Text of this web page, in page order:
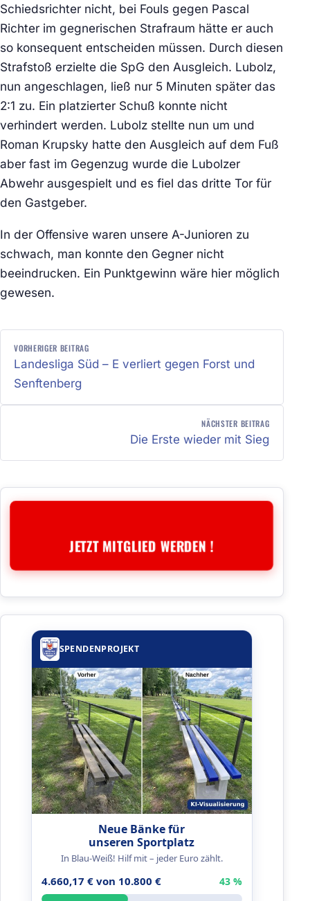
Schiedsrichter nicht, bei Fouls gegen Pascal
Richter im gegnerischen Strafraum hätte er auch
so konsequent entscheiden müssen. Durch diesen
Strafstoß erzielte die SpG den Ausgleich. Lubolz,
nun angeschlagen, ließ nur 5 Minuten später das
2:1 zu. Ein platzierter Schuß konnte nicht
verhindert werden. Lubolz stellte nun um und
Roman Krupsky hatte den Ausgleich auf dem Fuß
aber fast im Gegenzug wurde die Lubolzer
Abwehr ausgespielt und es fiel das dritte Tor für
den Gastgeber.
In der Offensive waren unsere A-Junioren zu
schwach, man konnte den Gegner nicht
beeindrucken. Ein Punktgewinn wäre hier möglich
gewesen.
BEITRAGSNAVIGATION
VORHERIGER BEITRAG
Landesliga Süd – E verliert gegen Forst und
Senftenberg
NÄCHSTER BEITRAG
Die Erste wieder mit Sieg
JETZT MITGLIED WERDEN !
SPENDENPROJEKT
Neue Bänke für
unseren Sportplatz
In Blau-Weiß! Hilf mit – jeder Euro zählt.
4.660,17 € von 10.800 € 43 %